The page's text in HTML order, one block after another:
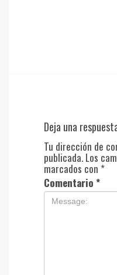
Deja una
Tu dirección de
publicada. Los
marcados con *
Comentario *